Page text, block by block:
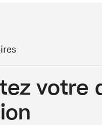
votre